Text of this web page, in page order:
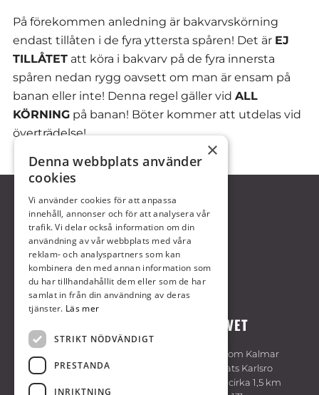
På förekommen anledning är bakvarvskörning
endast tillåten i de fyra yttersta spåren! Det är EJ
TILLÅTETatt köra i bakvarv på de fyra innersta
spåren nedan rygg oavsett om man är ensam på
banan eller inte! Denna regel gäller vid ALL
KÖRNINGpå banan! Böter kommer att utdelas vid
överträdelse!
VÄLKOMMEN TILL KALMARTRAVET
Travbanan är belägen cirka 7 km sydväst om Kalmar
centrum. Följ skyltning på E22 vid trafikplats Karlsro
söder om Kalmar. Flygplatsen är belägen cirka 1,5 km
×
Denna webbplats använder
cookies
Vi använder cookies för att anpassa
innehåll, annonser och för att analysera vår
trafik. Vi delar också information om din
användning av vår webbplats med våra
reklam- och analyspartners som kan
kombinera den med annan information som
du har tillhandahållit dem eller som de har
samlat in från din användning av deras
tjänster. Läs mer
STRIKT NÖDVÄNDIGT
PRESTANDA
INRIKTNING